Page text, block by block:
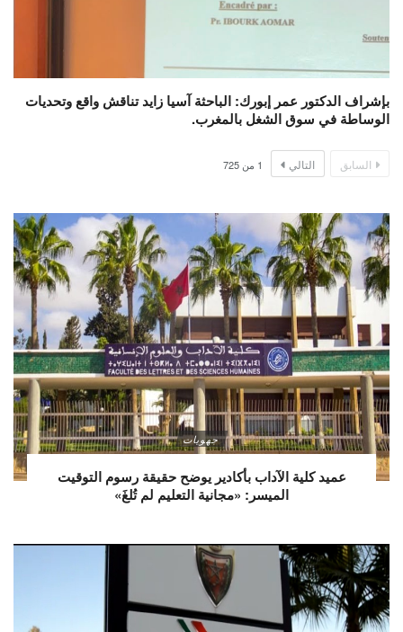
بإشراف الدكتور عمر إبورك: الباحثة آسيا زايد تناقش واقع وتحديات
الوساطة في سوق الشغل بالمغرب.
السابق التالي 1 من 725
جهويات
عميد كلية الآداب بأكادير يوضح حقيقة رسوم التوقيت
الميسر: «مجانية التعليم لم تُلغَ»